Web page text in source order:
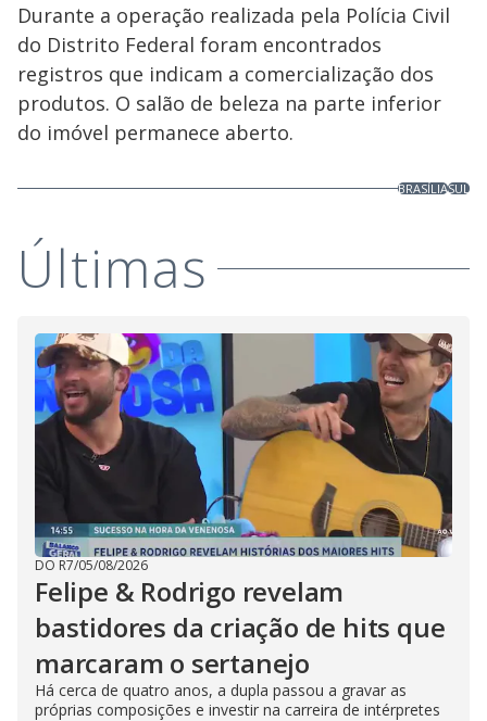
Durante a operação realizada pela Polícia Civil
do Distrito Federal foram encontrados
registros que indicam a comercialização dos
produtos. O salão de beleza na parte inferior
do imóvel permanece aberto.
BRASÍLIASUL
Últimas
DO R7/05/08/2026
Felipe & Rodrigo revelam
bastidores da criação de hits que
marcaram o sertanejo
Há cerca de quatro anos, a dupla passou a gravar as
próprias composições e investir na carreira de intérpretes